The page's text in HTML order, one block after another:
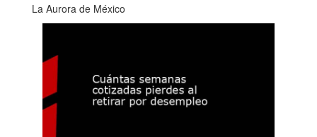
La Aurora de México